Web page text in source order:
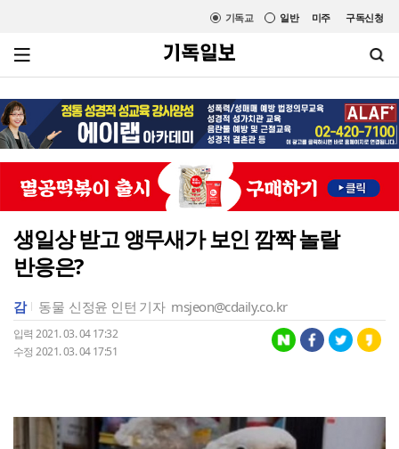
미주 구독신청
일반
기독교
생일상 받고 앵무새가 보인 깜짝 놀랄
반응은?
감 동물 신정윤 인턴 기자 msjeon@cdaily.co.kr
입력 2021. 03. 04 17:32
수정 2021. 03. 04 17:51